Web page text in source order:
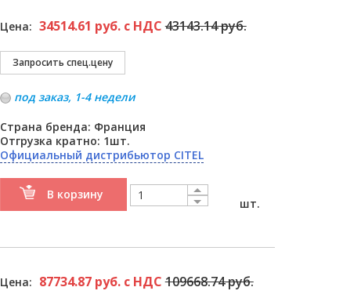
Цена: 34514.61 руб. с НДС43143.14 руб.
под заказ, 1-4 недели
Страна бренда: Франция
Отгрузка кратно: 1шт.
Официальный дистрибьютор CITEL
В корзину
шт.
Цена: 87734.87 руб. с НДС109668.74 руб.